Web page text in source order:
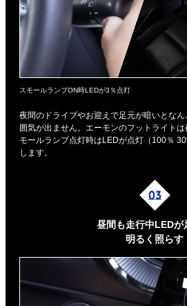
スモールランプON時LEDが3％点灯
夜間のドライブやお迎えで足元が暗いとな
囲気が出ません。エーモンのフットライト
モールランプ点灯時はLEDが点灯（100％
します。
昼間も走行中LEDが
明るく照らす